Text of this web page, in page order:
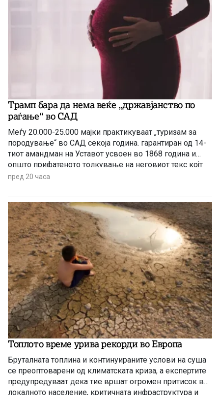
Трамп бара да нема веќе „државјанство по
раѓање“ во САД
Меѓу 20.000-25.000 мајки практикуваат „туризам за
породување“ во САД секоја година. гарантиран од 14-
тиот амандман на Уставот усвоен во 1868 година и
општо прифатеното толкување на неговиот текс којт
гарантира државјанство на речиси секој роден во САД
пред 20 часа
Топлото време урива рекорди во Европа
Бруталната топлина и континуираните услови на суша
се преоптоварени од климатската криза, а експертите
предупредуваат дека тие вршат огромен притисок врз
локалното население, критичната инфраструктура и